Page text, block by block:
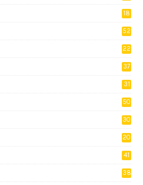
18
52
22
37
31
50
30
20
41
38